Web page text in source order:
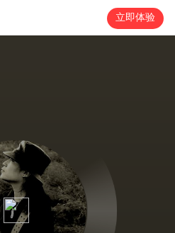
立即体验